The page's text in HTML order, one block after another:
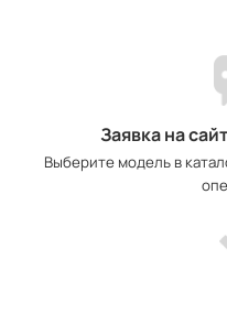
Заявка на
Выберите модель в